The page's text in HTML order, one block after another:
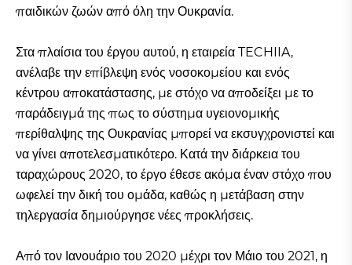
παιδικών ζωών από όλη την Ουκρανία.
Στα πλαίσια του έργου αυτού, η εταιρεία TECHIIA,
ανέλαβε την επίβλεψη ενός νοσοκομείου και ενός
κέντρου αποκατάστασης, με στόχο να αποδείξει με το
παράδειγμά της πως το σύστημα υγειονομικής
περίθαλψης της Ουκρανίας μπορεί να εκσυγχρονιστεί και
να γίνει αποτελεσματικότερο. Κατά την διάρκεια του
ταραχώρους 2020, το έργο έθεσε ακόμα έναν στόχο που
ωφελεί την δική του ομάδα, καθώς η μετάβαση στην
τηλεργασία δημιούργησε νέες προκλήσεις.
Από τον Ιανουάριο του 2020 μέχρι τον Μάιο του 2021, η